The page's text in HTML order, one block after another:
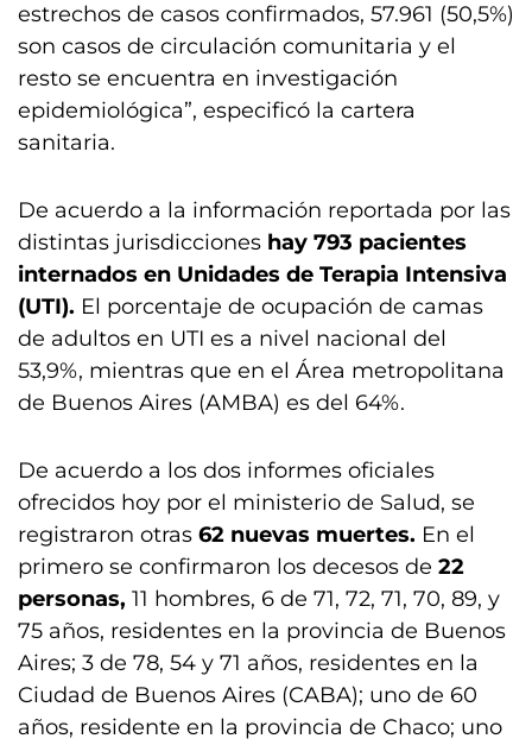
estrechos de casos confirmados, 57.961 (50,5%)
son casos de circulación comunitaria y el
resto se encuentra en investigación
epidemiológica”, especificó la cartera
sanitaria.
De acuerdo a la información reportada por las
distintas jurisdicciones hay 793 pacientes
internados en Unidades de Terapia Intensiva
(UTI). El porcentaje de ocupación de camas
de adultos en UTI es a nivel nacional del
53,9%, mientras que en el Área metropolitana
de Buenos Aires (AMBA) es del 64%.
De acuerdo a los dos informes oficiales
ofrecidos hoy por el ministerio de Salud, se
registraron otras 62 nuevas muertes. En el
primero se confirmaron los decesos de 22
personas, 11 hombres, 6 de 71, 72, 71, 70, 89, y
75 años, residentes en la provincia de Buenos
Aires; 3 de 78, 54 y 71 años, residentes en la
Ciudad de Buenos Aires (CABA); uno de 60
años, residente en la provincia de Chaco; uno